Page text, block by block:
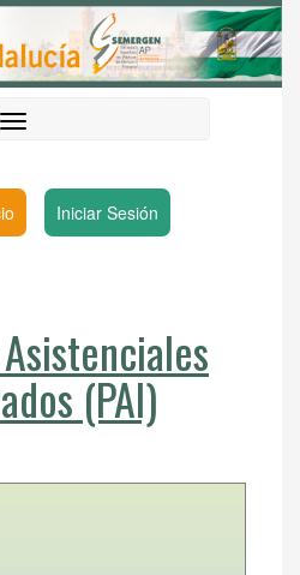
Iniciar Sesión
(PAI)